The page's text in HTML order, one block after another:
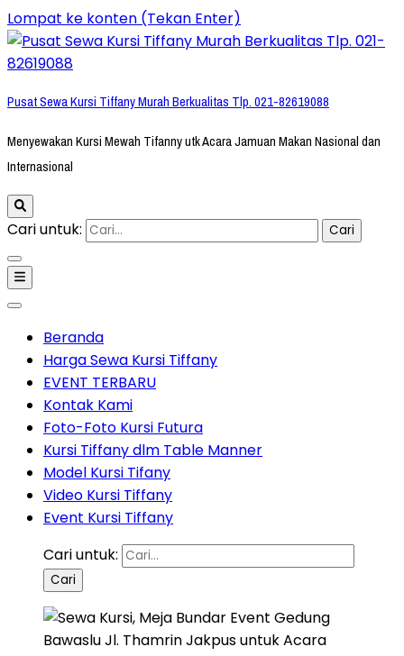
Lompat ke konten (Tekan Enter)
Pusat Sewa Kursi Tiffany Murah Berkualitas Tlp. 021-82619088
Menyewakan Kursi Mewah Tifanny utk Acara Jamuan Makan Nasional dan
Internasional
Cari untuk:
Beranda
Harga Sewa Kursi Tiffany
EVENT TERBARU
Kontak Kami
Foto-Foto Kursi Futura
Kursi Tiffany dlm Table Manner
Model Kursi Tifany
Video Kursi Tiffany
Event Kursi Tiffany
Cari untuk: